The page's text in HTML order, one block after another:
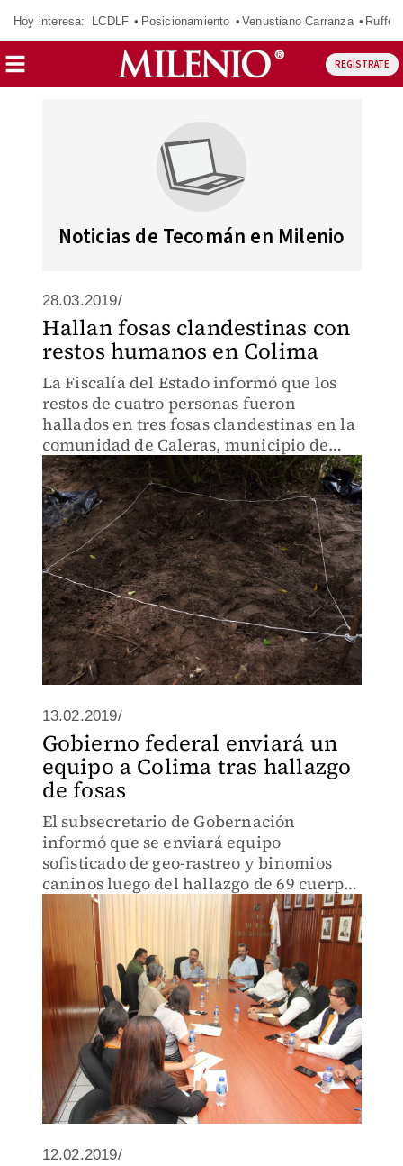
Hoy interesa: LCDLF Posicionamiento Venustiano Carranza Ruffo
REGÍSTRATE
Noticias de Tecomán en Milenio
28.03.2019/
Hallan fosas clandestinas con
restos humanos en Colima
La Fiscalía del Estado informó que los
restos de cuatro personas fueron
hallados en tres fosas clandestinas en la
comunidad de Caleras, municipio de
Tecomán.
13.02.2019/
Gobierno federal enviará un
equipo a Colima tras hallazgo
de fosas
El subsecretario de Gobernación
informó que se enviará equipo
sofisticado de geo-rastreo y binomios
caninos luego del hallazgo de 69 cuerpos
en fosas de Tecomán.
12.02.2019/